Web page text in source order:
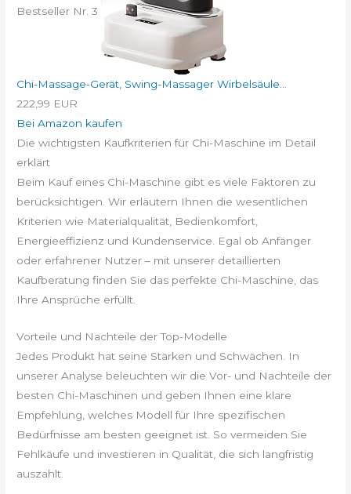
Bestseller Nr. 3
Chi-Massage-Gerät, Swing-Massager Wirbelsäule...
222,99 EUR
Bei Amazon kaufen
Die wichtigsten Kaufkriterien für Chi-Maschine im Detail
erklärt
Beim Kauf eines Chi-Maschine gibt es viele Faktoren zu
berücksichtigen. Wir erläutern Ihnen die wesentlichen
Kriterien wie Materialqualität, Bedienkomfort,
Energieeffizienz und Kundenservice. Egal ob Anfänger
oder erfahrener Nutzer – mit unserer detaillierten
Kaufberatung finden Sie das perfekte Chi-Maschine, das
Ihre Ansprüche erfüllt.
Vorteile und Nachteile der Top-Modelle
Jedes Produkt hat seine Stärken und Schwächen. In
unserer Analyse beleuchten wir die Vor- und Nachteile der
besten Chi-Maschinen und geben Ihnen eine klare
Empfehlung, welches Modell für Ihre spezifischen
Bedürfnisse am besten geeignet ist. So vermeiden Sie
Fehlkäufe und investieren in Qualität, die sich langfristig
auszahlt.